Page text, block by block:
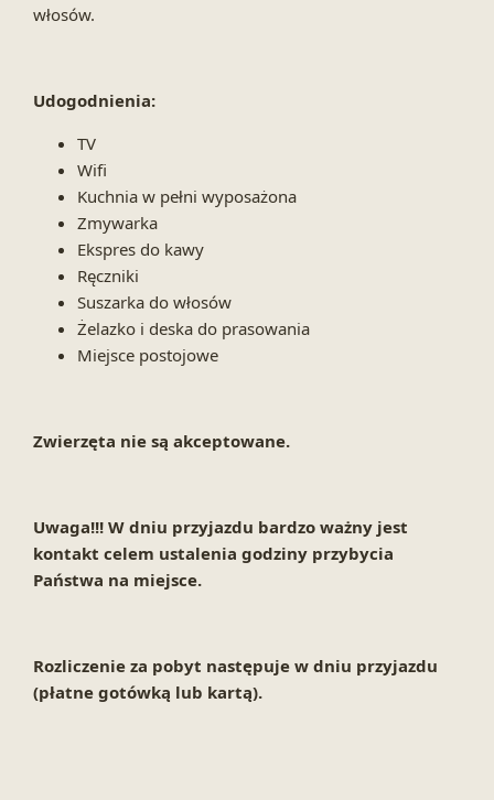
włosów.
Udogodnienia:
TV
Wifi
Kuchnia w pełni wyposażona
Zmywarka
Ekspres do kawy
Ręczniki
Suszarka do włosów
Żelazko i deska do prasowania
Miejsce postojowe
Zwierzęta nie są akceptowane.
Uwaga!!! W dniu przyjazdu bardzo ważny jest
kontakt celem ustalenia godziny przybycia
Państwa na miejsce.
Rozliczenie za pobyt następuje w dniu przyjazdu
(płatne gotówką lub kartą).